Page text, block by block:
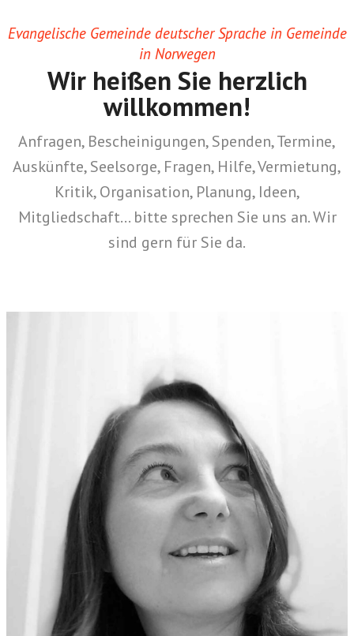
Evangelische Gemeinde deutscher Sprache in Gemeinde
in Norwegen
Wir heißen Sie herzlich
willkommen!
Anfragen, Bescheinigungen, Spenden, Termine,
Auskünfte, Seelsorge, Fragen, Hilfe, Vermietung,
Kritik, Organisation, Planung, Ideen,
Mitgliedschaft… bitte sprechen Sie uns an. Wir
sind gern für Sie da.